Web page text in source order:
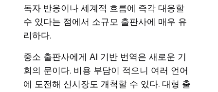
독자 반응이나 세계적 흐름에 즉각 대응할
수 있다는 점에서 소규모 출판사에 매우 유
리하다.
중소 출판사에게 AI 기반 번역은 새로운 기
회의 문이다. 비용 부담이 적으니 여러 언어
에 도전해 신시장도 개척할 수 있다. 대형 출